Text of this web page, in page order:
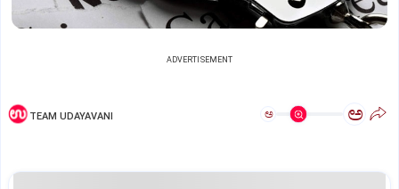
ADVERTISEMENT
TEAM UDAYAVANI ಅ ಅ